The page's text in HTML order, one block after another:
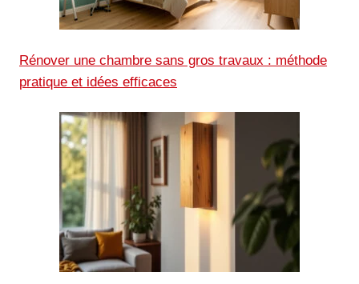
Rénover une chambre sans gros travaux : méthode
pratique et idées efficaces